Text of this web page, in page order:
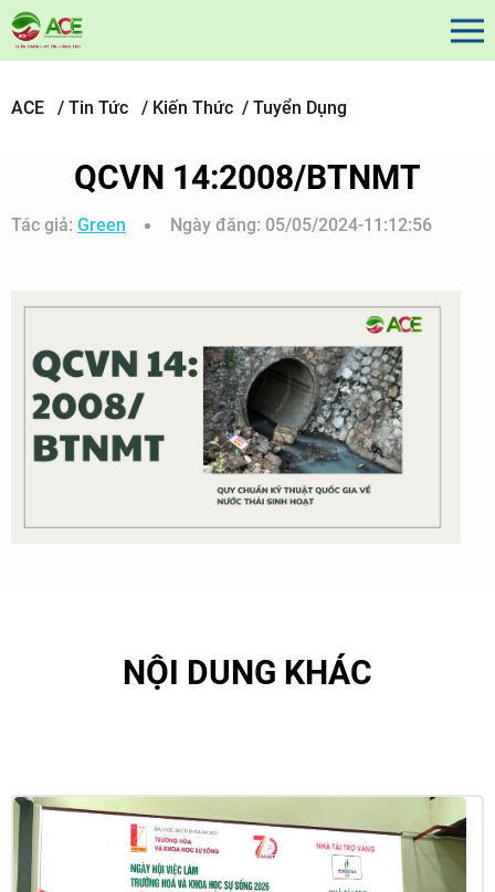
ACE / Tin Tức / Kiến Thức / Tuyển Dụng
QCVN 14:2008/BTNMT
Tác giả: Green Ngày đăng: 05/05/2024-11:12:56
NỘI DUNG KHÁC